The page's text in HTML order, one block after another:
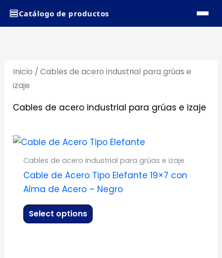
Catálogo de productos
Inicio / Cables de acero industrial para grúas e
izaje
Cables de acero industrial para grúas e izaje
Cables de acero industrial para grúas e izaje
Cable de Acero Tipo Elefante 19×7 con
Alma de Acero – Negro
Select options
Este
producto
tiene
múltiples
variantes.
Las
opciones